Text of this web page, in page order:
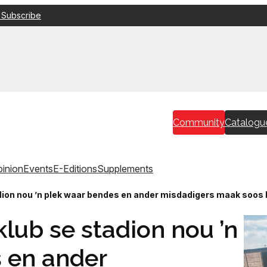
Community
EventsE-EditionsSupplements
nou ’n plek waar bendes en ander misdadigers maak soos
se stadion nou ’n
en ander